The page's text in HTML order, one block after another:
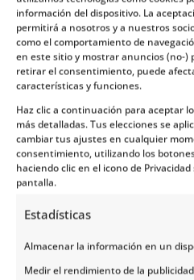
información del dispositivo. La
permitirá a nosotros y a nuestros
como el comportamiento de
en este sitio y mostrar anuncios (no-)
retirar el consentimiento, puede
características y funciones.
Haz clic a continuación para aceptar
más detalladas. Tus elecciones se
cambiar tus ajustes en cualquier
consentimiento, utilizando los
haciendo clic en el icono de
pantalla.
Estadísticas
Almacenar la información en un
Medir el rendimiento de la
mismo viaje?
Sí, por supuesto.Si
días paraviajar a Noruega
podemos diseñarte una
tren que conecte la zona
región de Romsdal,
maravillas de tu lista.
¿Cuál es la mejor
disfrutarlos?
Tren de Flåmopera todo